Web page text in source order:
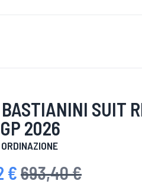
SUIT
2026
€ Prezzo predefinito
693,40 €